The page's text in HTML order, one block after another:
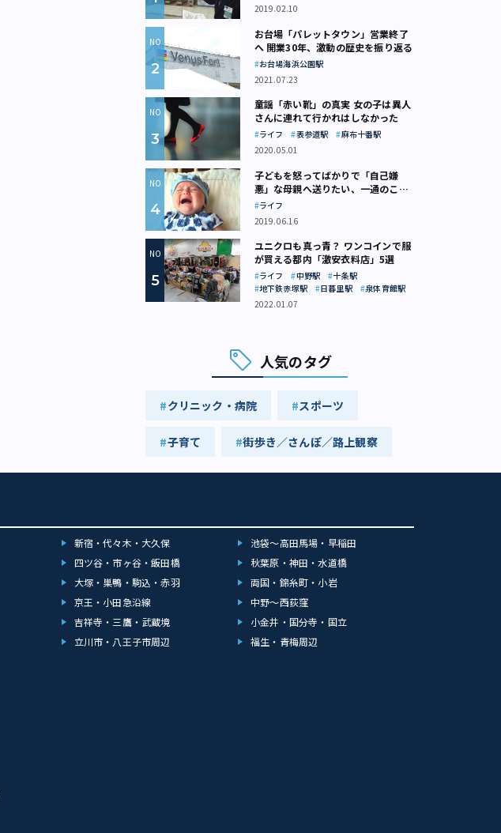
2019.02.10
お台場「パレットタウン」営業終了
へ 開業30年、激動の歴史を振り返る
お台場海浜公園駅
2021.07.23
童謡「赤い靴」の真実 女の子は異人
さんに連れて行かれはしなかった
ライフ 表参道駅
麻布十番駅
2020.05.01
子どもを怒ってばかりで「自己嫌
悪」な母親へ送りたい、一通のここ
ろの処方箋
ライフ
2019.06.16
ユニクロも真っ青？ ワンコインで服
が買える都内「激安衣料店」5選
ライフ 中野駅
十条駅
地下鉄赤塚駅
日暮里駅
泉体育館駅
2022.01.07
人気のタグ
クリニック・病院 スポーツ
子育て 街歩き／さんぽ／路上観察
新宿・代々木・大久保
池袋～高田馬場・早稲田
四ツ谷・市ヶ谷・飯田橋
秋葉原・神田・水道橋
大塚・巣鴨・駒込・赤羽
両国・錦糸町・小岩
京王・小田急沿線
中野～西荻窪
吉祥寺・三鷹・武蔵境
小金井・国分寺・国立
立川市・八王子市周辺 福生・青梅周辺